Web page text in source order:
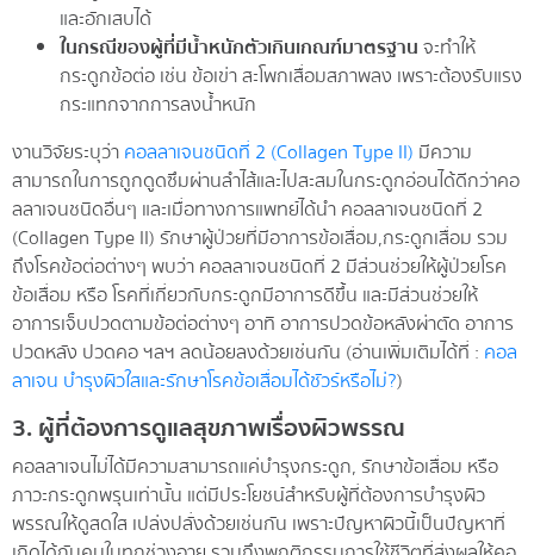
และอักเสบได้
ในกรณีของผู้ที่มีน้ำหนักตัวเกินเกณฑ์มาตรฐานจะทำให้
กระดูกข้อต่อ เช่น ข้อเข่า สะโพกเสื่อมสภาพลง เพราะต้องรับแรง
กระแทกจากการลงน้ำหนัก
งานวิจัยระบุว่าคอลลาเจนชนิดที่ 2 (Collagen Type II) มีความ
สามารถในการถูกดูดซึมผ่านลำไส้และไปสะสมในกระดูกอ่อนได้ดีกว่าคอ
ลลาเจนชนิดอื่นๆ และเมื่อทางการแพทย์ได้นำ คอลลาเจนชนิดที่ 2
(Collagen Type II) รักษาผู้ป่วยที่มีอาการข้อเสื่อม,กระดูกเสื่อม รวม
ถึงโรคข้อต่อต่างๆ พบว่า คอลลาเจนชนิดที่ 2 มีส่วนช่วยให้ผู้ป่วยโรค
ข้อเสื่อม หรือ โรคที่เกี่ยวกับกระดูกมีอาการดีขึ้น และมีส่วนช่วยให้
อาการเจ็บปวดตามข้อต่อต่างๆ อาทิ อาการปวดข้อหลังผ่าตัด อาการ
ปวดหลัง ปวดคอ ฯลฯ ลดน้อยลงด้วยเช่นกัน (อ่านเพิ่มเติมได้ที่ : คอล
ลาเจน บำรุงผิวใสและรักษาโรคข้อเสื่อมได้ชัวร์หรือไม่?)
3. ผู้ที่ต้องการดูแลสุขภาพเรื่องผิวพรรณ
คอลลาเจนไม่ได้มีความสามารถแค่บำรุงกระดูก, รักษาข้อเสื่อม หรือ
ภาวะกระดูกพรุนเท่านั้น แต่มีประโยชน์สำหรับผู้ที่ต้องการบำรุงผิว
พรรณให้ดูสดใส เปล่งปลั่งด้วยเช่นกัน เพราะปัญหาผิวนี้เป็นปัญหาที่